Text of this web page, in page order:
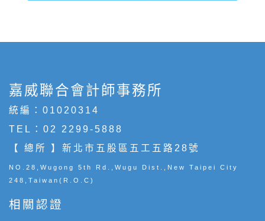
嘉威聯合會計師事務所
統編：01020314
TEL： 02 2299-5888
【 總所 】新北市五股區五工五路28號
NO.28,Wugong 5th Rd.,Wugu Dist.,New Taipei City
248,Taiwan(R.O.C)
相關認證